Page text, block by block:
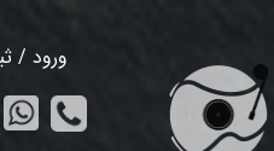
ورود /
تغییر گذر واژه